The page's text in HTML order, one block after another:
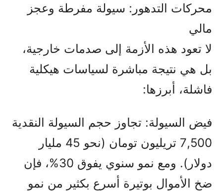
محركات التدهور: سيولة مفرطة وعجز
مالي
لا تعود هذه الأزمة إلى صدمات خارجية،
بل هي نتيجة مباشرة لسياسات هيكلية
فاشلة، أبرزها:
فيض السيولة: تجاوز حجم السيولة النقدية
7,500 تريليون تومان (نحو 45 مليار
دولار). ومع نمو سنوي يفوق 30%، فإن
ضخ الأموال بوتيرة أسرع بكثير من نمو